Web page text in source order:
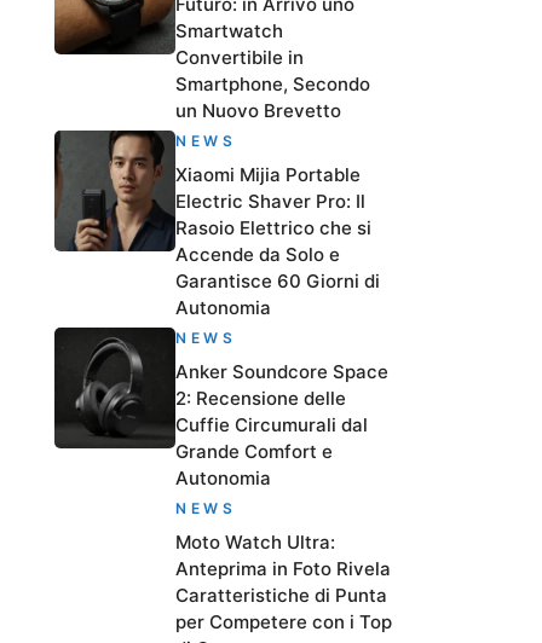
Futuro: in Arrivo uno
Smartwatch
Convertibile in
Smartphone, Secondo
un Nuovo Brevetto
NEWS
Xiaomi Mijia Portable
Electric Shaver Pro: Il
Rasoio Elettrico che si
Accende da Solo e
Garantisce 60 Giorni di
Autonomia
NEWS
Anker Soundcore Space
2: Recensione delle
Cuffie Circumurali dal
Grande Comfort e
Autonomia
NEWS
Moto Watch Ultra:
Anteprima in Foto Rivela
Caratteristiche di Punta
per Competere con i Top